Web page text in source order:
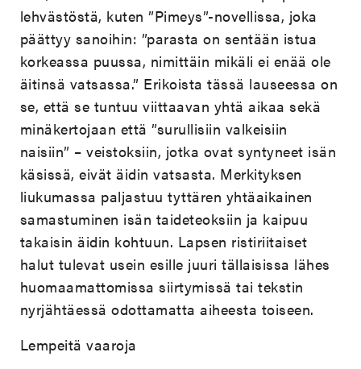
lehvästöstä, kuten ”Pimeys”-novellissa, joka
päättyy sanoihin: ”parasta on sentään istua
korkeassa puussa, nimittäin mikäli ei enää ole
äitinsä vatsassa.” Erikoista tässä lauseessa on
se, että se tuntuu viittaavan yhtä aikaa sekä
minäkertojaan että ”surullisiin valkeisiin
naisiin” – veistoksiin, jotka ovat syntyneet isän
käsissä, eivät äidin vatsasta. Merkityksen
liukumassa paljastuu tyttären yhtäaikainen
samastuminen isän taideteoksiin ja kaipuu
takaisin äidin kohtuun. Lapsen ristiriitaiset
halut tulevat usein esille juuri tällaisissa lähes
huomaamattomissa siirtymissä tai tekstin
nyrjähtäessä odottamatta aiheesta toiseen.
Lempeitä vaaroja